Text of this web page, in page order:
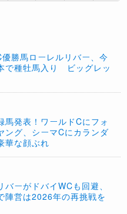
優勝馬ローレルリバー、今
で種牡馬入り ビッグレッ
馬発表！ワールドCにフォ
ング、シーマCにカランダ
華な顔ぶれ
バーがドバイWCも回避、
陣営は2026年の再挑戦を